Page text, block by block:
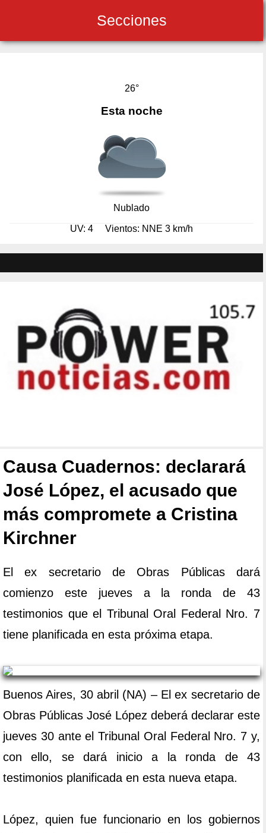
Secciones
26°
Esta noche
Nublado
UV: 4 Vientos: NNE 3 km/h
Causa Cuadernos: declarará
José López, el acusado que
más compromete a Cristina
Kirchner
El ex secretario de Obras Públicas dará
comienzo este jueves a la ronda de 43
testimonios que el Tribunal Oral Federal Nro. 7
tiene planificada en esta próxima etapa.
Buenos Aires, 30 abril (NA) – El ex secretario de
Obras Públicas José López deberá declarar este
jueves 30 ante el Tribunal Oral Federal Nro. 7 y,
con ello, se dará inicio a la ronda de 43
testimonios planificada en esta nueva etapa.
López, quien fue funcionario en los gobiernos